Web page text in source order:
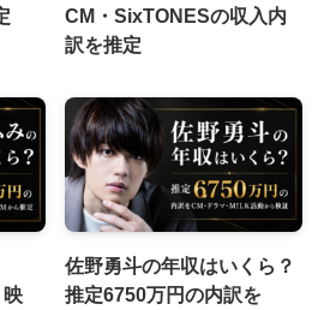
CM・SixTONESの収入内
訳を推定
佐野勇斗の年収はいくら？
推定6750万円の内訳を